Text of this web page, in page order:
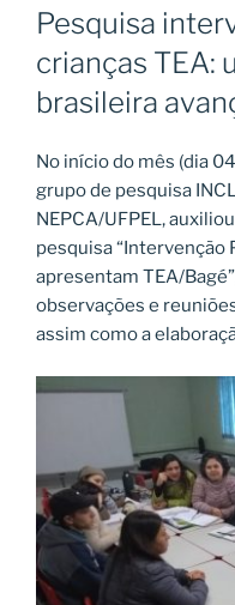
EM
Pesquisa
crianças TEA:
brasileira
No início do mês (dia
grupo de pesquisa
NEPCA/UFPEL,
pesquisa “Intervenção
apresentam TEA/
observações e
assim como a